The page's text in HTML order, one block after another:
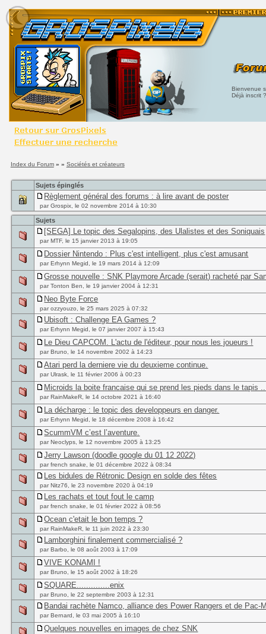
Bienvenue
Déjà inscrit
Index du Forum» » Sociétés et créateurs
Sujets épinglés
Règlement général des forums : à lire avant de poster
par Grospix, le 02 novembre 2014 à 10:30
Sujets
[SEGA] Le topic des Segalopins, des Ulalistes et des Soniquais
par MTF, le 15 janvier 2013 à 19:05
Dossier Nintendo : Plus c'est intelligent, plus c'est amusant
par Erhynn Megid, le 19 mars 2014 à 12:09
Grosse nouvelle : SNK Playmore Arcade (serait) racheté par
par Tonton Ben, le 19 janvier 2004 à 12:31
Neo Byte Force
par ozzyouzo, le 25 mars 2025 à 07:32
Ubisoft : Challenge EA Games ?
par Erhynn Megid, le 07 janvier 2007 à 15:43
Le Dieu CAPCOM. L'actu de l'éditeur, pour nous les joueurs !
par Bruno, le 14 novembre 2002 à 14:23
Atari perd la derniere vie du deuxieme continue.
par Ulrask, le 11 février 2006 à 00:23
Microids la boite francaise qui se prend les pieds dans le tapis
par RainMakeR, le 14 octobre 2021 à 16:40
La décharge : le topic des developpeurs en danger.
par Erhynn Megid, le 18 décembre 2008 à 16:42
ScummVM c’est l’aventure.
par Neoclyps, le 12 novembre 2005 à 13:25
Jerry Lawson (doodle google du 01 12 2022)
par french snake, le 01 décembre 2022 à 08:34
Les bidules de Rétronic Design en solde des fêtes
par Nitz76, le 23 novembre 2020 à 04:19
Les rachats et tout fout le camp
par french snake, le 01 février 2022 à 08:56
Ocean c'etait le bon temps ?
par RainMakeR, le 11 juin 2022 à 23:30
Lamborghini finalement commercialisé ?
par Barbo, le 08 août 2003 à 17:09
VIVE KONAMI !
par Bruno, le 15 août 2002 à 18:26
SQUARE..............enix
par Bruno, le 22 septembre 2003 à 12:31
Bandai rachète Namco, alliance des Power Rangers et de Pac-
par Bernard, le 03 mai 2005 à 16:10
Quelques nouvelles en images de chez SNK